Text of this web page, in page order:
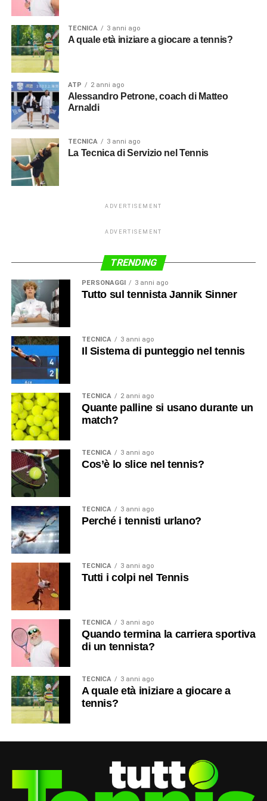
TECNICA 3 anni ago
A quale età iniziare a giocare a tennis?
ATP 2 anni ago
Alessandro Petrone, coach di Matteo
Arnaldi
TECNICA 3 anni ago
La Tecnica di Servizio nel Tennis
ADVERTISEMENT
ADVERTISEMENT
TRENDING
PERSONAGGI 3 anni ago
Tutto sul tennista Jannik Sinner
TECNICA 3 anni ago
Il Sistema di punteggio nel tennis
TECNICA 2 anni ago
Quante palline si usano durante un
match?
TECNICA 3 anni ago
Cos’è lo slice nel tennis?
TECNICA 3 anni ago
Perché i tennisti urlano?
TECNICA 3 anni ago
Tutti i colpi nel Tennis
TECNICA 3 anni ago
Quando termina la carriera sportiva
di un tennista?
TECNICA 3 anni ago
A quale età iniziare a giocare a
tennis?